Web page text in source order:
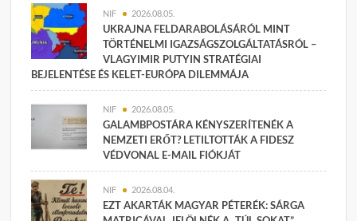
NIF 2026.08.05.
UKRAJNA FELDARABOLÁSÁRÓL MINT
TÖRTÉNELMI IGAZSÁGSZOLGÁLTATÁSRÓL –
VLAGYIMIR PUTYIN STRATÉGIAI
BEJELENTÉSE ÉS KELET-EURÓPA DILEMMÁJA
NIF 2026.08.05.
GALAMBPOSTÁRA KÉNYSZERÍTENÉK A
NEMZETI ERŐT? LETILTOTTÁK A FIDESZ
VÉDVONAL E-MAIL FIÓKJÁT
NIF 2026.08.04.
EZT AKARTÁK MAGYAR PÉTERÉK: SÁRGA